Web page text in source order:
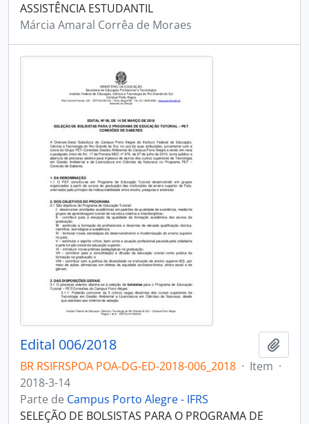
ASSISTÊNCIA ESTUDANTIL
Márcia Amaral Corrêa de Moraes
Edital 006/2018
BR RSIFRSPOA POA-DG-ED-2018-006_2018 · Item ·
2018-3-14
Parte de Campus Porto Alegre - IFRS
SELEÇÃO DE BOLSISTAS PARA O PROGRAMA DE